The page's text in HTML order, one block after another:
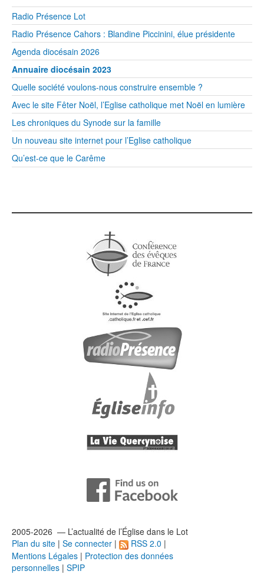
Radio Présence Lot
Radio Présence Cahors : Blandine Piccinini, élue présidente
Agenda diocésain 2026
Annuaire diocésain 2023
Quelle société voulons-nous construire ensemble ?
Avec le site Fêter Noël, l’Eglise catholique met Noël en lumière
Les chroniques du Synode sur la famille
Un nouveau site internet pour l’Eglise catholique
Qu’est-ce que le Carême
2005-2026 — L’actualité de l’Église dans le Lot
Plan du site | Se connecter | RSS 2.0 |
Mentions Légales | Protection des données
personnelles | SPIP